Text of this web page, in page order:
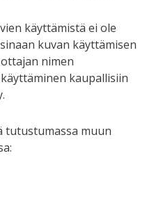
käyttämistä ei ole
kuvan käyttämisen
nimen
kaupallisiin
tutustumassa muun